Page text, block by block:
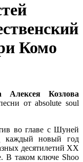
Комо
Алексея Козлова
от absolute soul
во главе с Шуней
каждый новый год
десятилетий XX
В таком ключе Shoo